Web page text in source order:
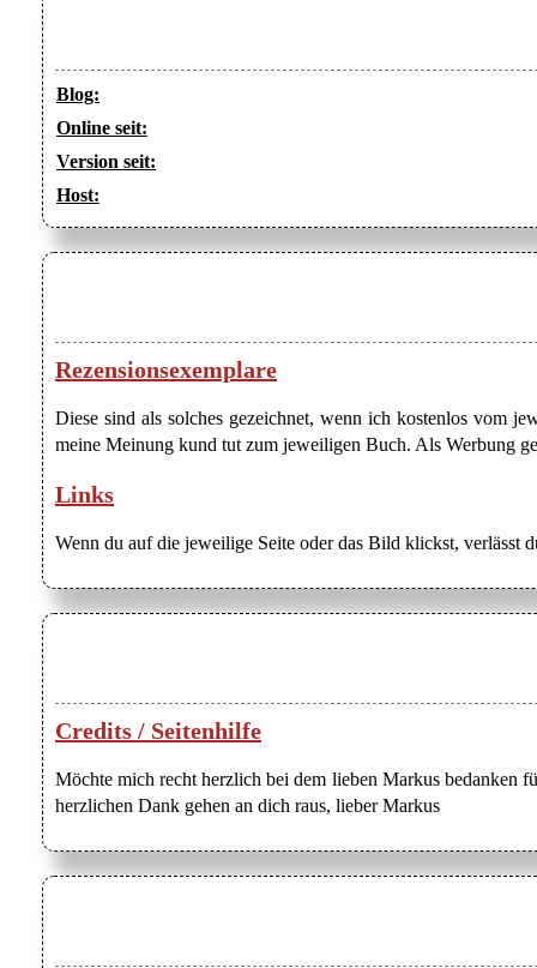
Blog:
Online seit:
Version seit:
Host:
Rezensionsexemplare
Diese sind als solches gezeichnet, wenn ich kostenlos vom
meine Meinung kund tut zum jeweiligen Buch. Als Werbung
Links
Wenn du auf die jeweilige Seite oder das Bild klickst, verlässt
Credits / Seitenhilfe
Möchte mich recht herzlich bei dem lieben Markus bedanken
herzlichen Dank gehen an dich raus, lieber Markus